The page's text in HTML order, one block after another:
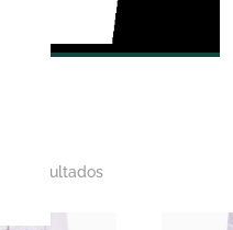
36 resultados